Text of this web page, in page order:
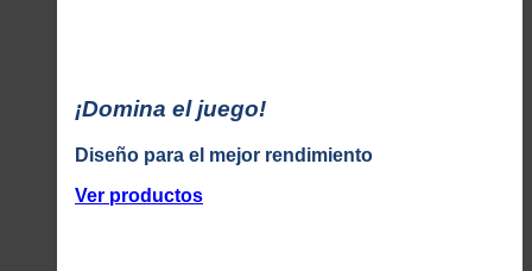
¡Domina el juego!
Diseño para el mejor rendimiento
Ver productos